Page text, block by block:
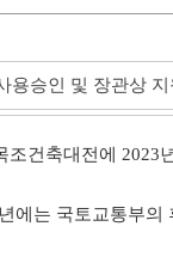
용승인 및 장관상 지
건축대전에
에는 국토교통부